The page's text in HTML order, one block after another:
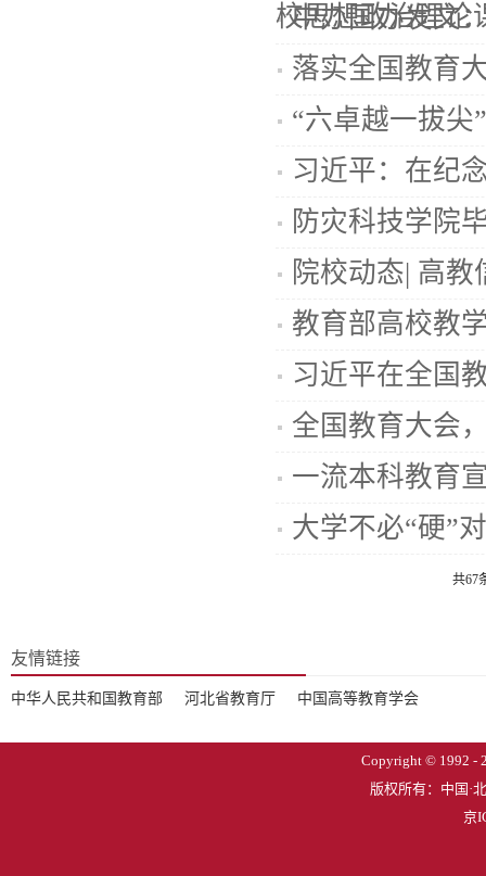
校思想政治理论
中办国办发文
落实全国教育
“六卓越一拔尖
习近平：在纪
防灾科技学院
院校动态| 高教
教育部高校教
习近平在全国
全国教育大会
一流本科教育
大学不必“硬”
共67
友情链接
中华人民共和国教育部 河北省教育厅 中国高等教育学会
Copyright © 1992 -
版权所有：中国·
京